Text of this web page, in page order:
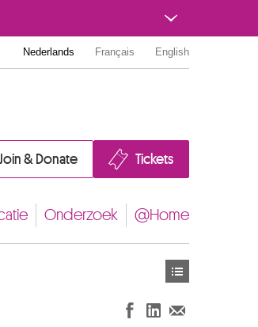
Nederlands Français English
Join & Donate Tickets
Onderzoek @Home